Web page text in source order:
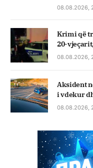
08.08.2026,
Krimi që
20-
08.08.2026,
Aksident
i vdekur
08.08.2026,